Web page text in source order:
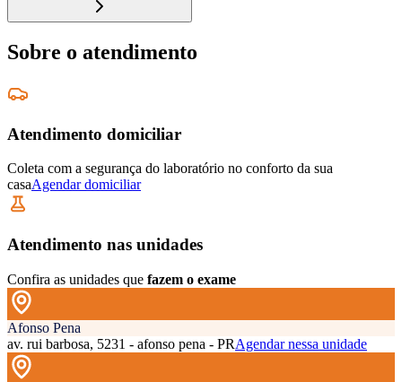
Sobre o atendimento
Atendimento domiciliar
Coleta com a segurança do laboratório no conforto da sua
casaAgendar domiciliar
Atendimento nas unidades
Confira as unidades que fazem o exame
Afonso Pena
av. rui barbosa, 5231 - afonso pena - PRAgendar nessa unidade